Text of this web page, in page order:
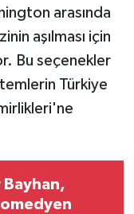
arasında
aşılması için
Bu seçenekler
Türkiye
Bayhan,